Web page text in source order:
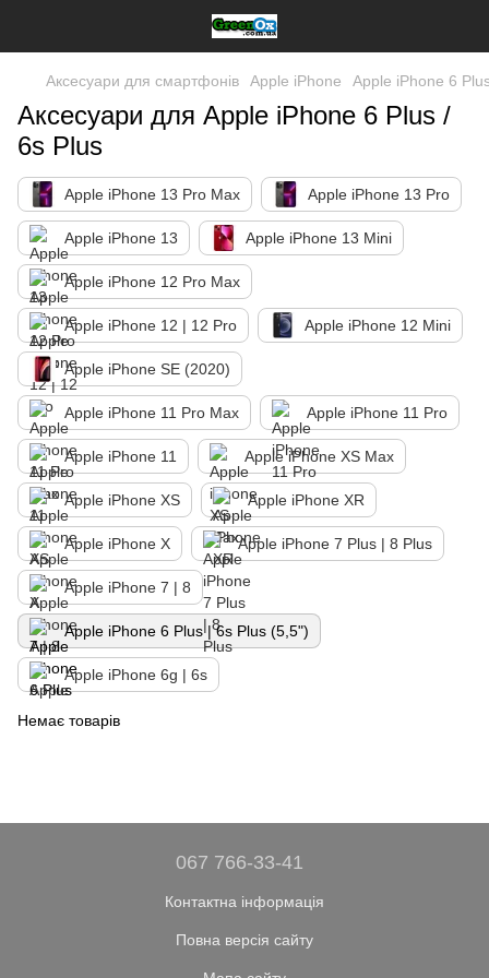
Аксесуари для смартфонів Apple iPhone Apple iPhone 6
Аксесуари для Apple iPhone 6 Plus /
6s Plus
Apple iPhone 13 Pro Max Apple iPhone 13 Pro
Apple iPhone 13 Apple iPhone 13 Mini
Apple iPhone 12 Pro Max
Apple iPhone 12 | 12 Pro Apple iPhone 12 Mini
Apple iPhone SE (2020)
Apple iPhone 11 Pro Max Apple iPhone 11 Pro
Apple iPhone 11 Apple iPhone XS Max
Apple iPhone XS Apple iPhone XR
Apple iPhone X Apple iPhone 7 Plus | 8 Plus
Apple iPhone 7 | 8
Apple iPhone 6 Plus | 6s Plus (5,5")
Apple iPhone 6g | 6s
Немає товарів
067 766-33-41
Контактна інформація
Повна версія сайту